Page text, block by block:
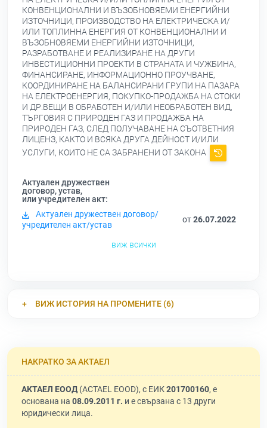
КОНВЕНЦИОНАЛНИ И ВЪЗОБНОВЯЕМИ ЕНЕРГИЙНИ
ИЗТОЧНИЦИ, ПРОИЗВОДСТВО НА ЕЛЕКТРИЧЕСКА И/
ИЛИ ТОПЛИННА ЕНЕРГИЯ ОТ КОНВЕНЦИОНАЛНИ И
ВЪЗОБНОВЯЕМИ ЕНЕРГИЙНИ ИЗТОЧНИЦИ,
РАЗРАБОТВАНЕ И РЕАЛИЗИРАНЕ НА ДРУГИ
ИНВЕСТИЦИОННИ ПРОЕКТИ В СТРАНАТА И ЧУЖБИНА,
ФИНАНСИРАНЕ, ИНФОРМАЦИОННО ПРОУЧВАНЕ,
КООРДИНИРАНЕ НА БАЛАНСИРАНИ ГРУПИ НА ПАЗАРА
НА ЕЛЕКТРОЕНЕРГИЯ, ПОКУПКО-ПРОДАЖБА НА СТОКИ
И ДР.ВЕЩИ В ОБРАБОТЕН И/ИЛИ НЕОБРАБОТЕН ВИД,
ТЪРГОВИЯ С ПРИРОДЕН ГАЗ И ПРОДАЖБА НА
ПРИРОДЕН ГАЗ, СЛЕД ПОЛУЧАВАНЕ НА СЪОТВЕТНИЯ
ЛИЦЕНЗ, КАКТО И ВСЯКА ДРУГА ДЕЙНОСТ И/ИЛИ
УСЛУГИ, КОИТО НЕ СА ЗАБРАНЕНИ ОТ ЗАКОНА
Актуален дружествен
договор, устав,
или учредителен акт:
Актуален дружествен договор/
учредителен акт/устав
от26.07.2022
виж всички
ВИЖ ИСТОРИЯ НА ПРОМЕНИТЕ (6)
НАКРАТКО ЗА АКТАЕЛ
АКТАЕЛ ЕООД(ACTAEL EOOD), с ЕИК201700160, е
основана на 08.09.2011 г. и е свързана с 13 други
юридически лица.